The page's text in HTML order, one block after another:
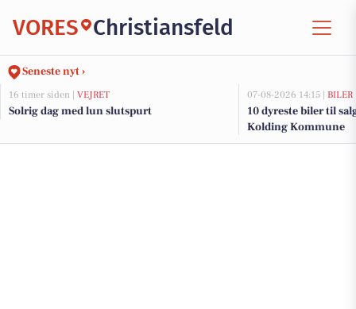
VORES Christiansfeld
Seneste nyt ›
16 timer siden | VEJRET
Solrig dag med lun slutspurt
07-08-2026 14:15 | BILER
10 dyreste biler til
Kolding Kommune